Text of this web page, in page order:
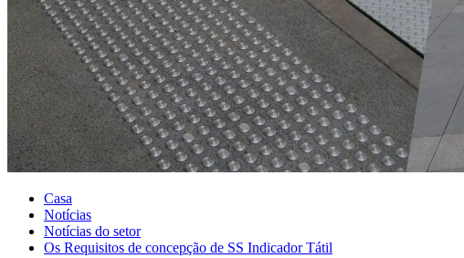
Casa
Notícias
Notícias do setor
Os Requisitos de concepção de SS Indicador Tátil